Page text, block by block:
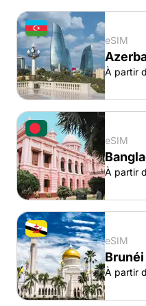
eSIM
À partir
eSIM
À partir
eSIM
Brunéi
À partir